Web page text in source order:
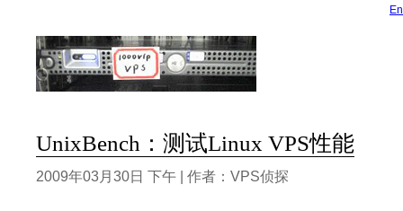
UnixBench：测试Linux VPS性能
2009年03月30日 下午 | 作者：VPS侦探